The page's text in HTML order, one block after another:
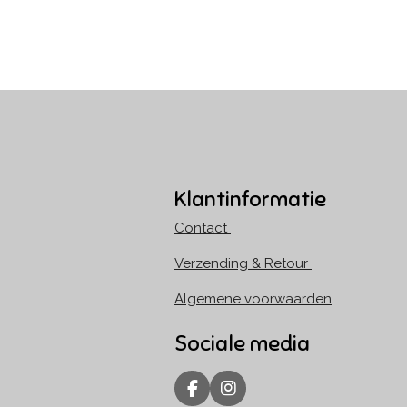
Klantinformatie
Contact
Verzending & Retour
Algemene voorwaarden
Sociale media
F
I